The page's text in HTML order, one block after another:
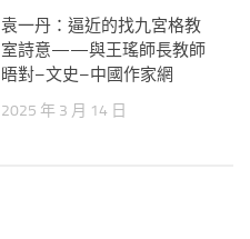
袁一丹：逼近的找九宮格教
室詩意——與王瑤師長教師
晤對–文史–中國作家網
2025 年 3 月 14 日